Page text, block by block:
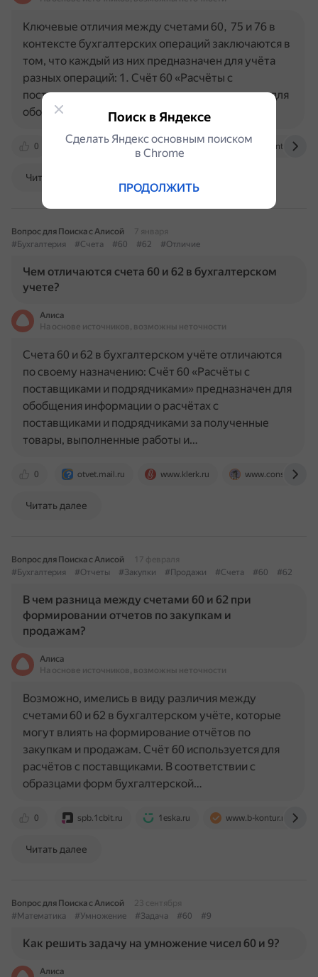
0 otvet.mail.ru assistentus.ru
Ключевые отличия между счетами 60, 75 и 76 в
контексте бухгалтерских операций заключаются в
том, что каждый из них предназначен для учёта
разных операций: 1. Счёт 60 «Расчёты с
поставщиками и подрядчиками» используется для
обобщения информации о…
Читать далее
Вопрос для Поиска с Алисой
7 января
#Бухгалтерия
#Счета #60 #62 #Отличие
Чем отличаются счета 60 и 62 в бухгалтерском
учете?
Алиса
На основе источников, возможны неточности
0 otvet.mail.ru www.klerk.ru www.consultant.ru
Счета 60 и 62 в бухгалтерском учёте отличаются
по своему назначению: Счёт 60 «Расчёты с
поставщиками и подрядчиками» предназначен для
обобщения информации о расчётах с
поставщиками и подрядчиками за полученные
товары, выполненные работы и…
Читать далее
Вопрос для Поиска с Алисой
17 февраля
#Бухгалтерия
#Отчеты #Закупки #Продажи #Счета #60 #62
В чем разница между счетами 60 и 62 при
формировании отчетов по закупкам и
продажам?
Алиса
На основе источников, возможны неточности
0 spb.1cbit.ru 1eska.ru www.b-kontur.ru
Возможно, имелись в виду различия между
счетами 60 и 62 в бухгалтерском учёте, которые
могут влиять на формирование отчётов по
закупкам и продажам. Счёт 60 используется для
расчётов с поставщиками. В соответствии с
образцами форм бухгалтерской…
Читать далее
Вопрос для Поиска с Алисой
23 сентября
#Математика
#Умножение #Задача #60 #9
Как решить задачу на умножение чисел 60 и 9?
Алиса
Поиск в Яндексе
Сделать Яндекс основным поиском
в Сhrome
ПРОДОЛЖИТЬ